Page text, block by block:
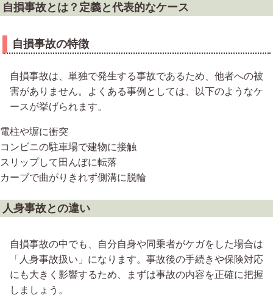
自損事故とは？定義と代表的なケース
自損事故の特徴
自損事故は、単独で発生する事故であるため、他者への被
害がありません。よくある事例としては、以下のようなケ
ースが挙げられます。
電柱や塀に衝突
コンビニの駐車場で建物に接触
スリップして田んぼに転落
カーブで曲がりきれず側溝に脱輪
人身事故との違い
自損事故の中でも、自分自身や同乗者がケガをした場合は
「人身事故扱い」になります。事故後の手続きや保険対応
にも大きく影響するため、まずは事故の内容を正確に把握
しましょう。